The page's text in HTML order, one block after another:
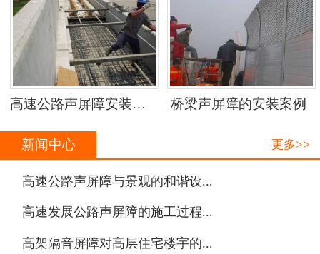
高速公路声屏障安装案例 桥梁声屏障的安装案例
更多>>
新闻中心
高速公路声屏障与景观的和谐设...
高速发展公路声屏障的施工过程...
高架隔音屏障对高层住宅楼宇的...